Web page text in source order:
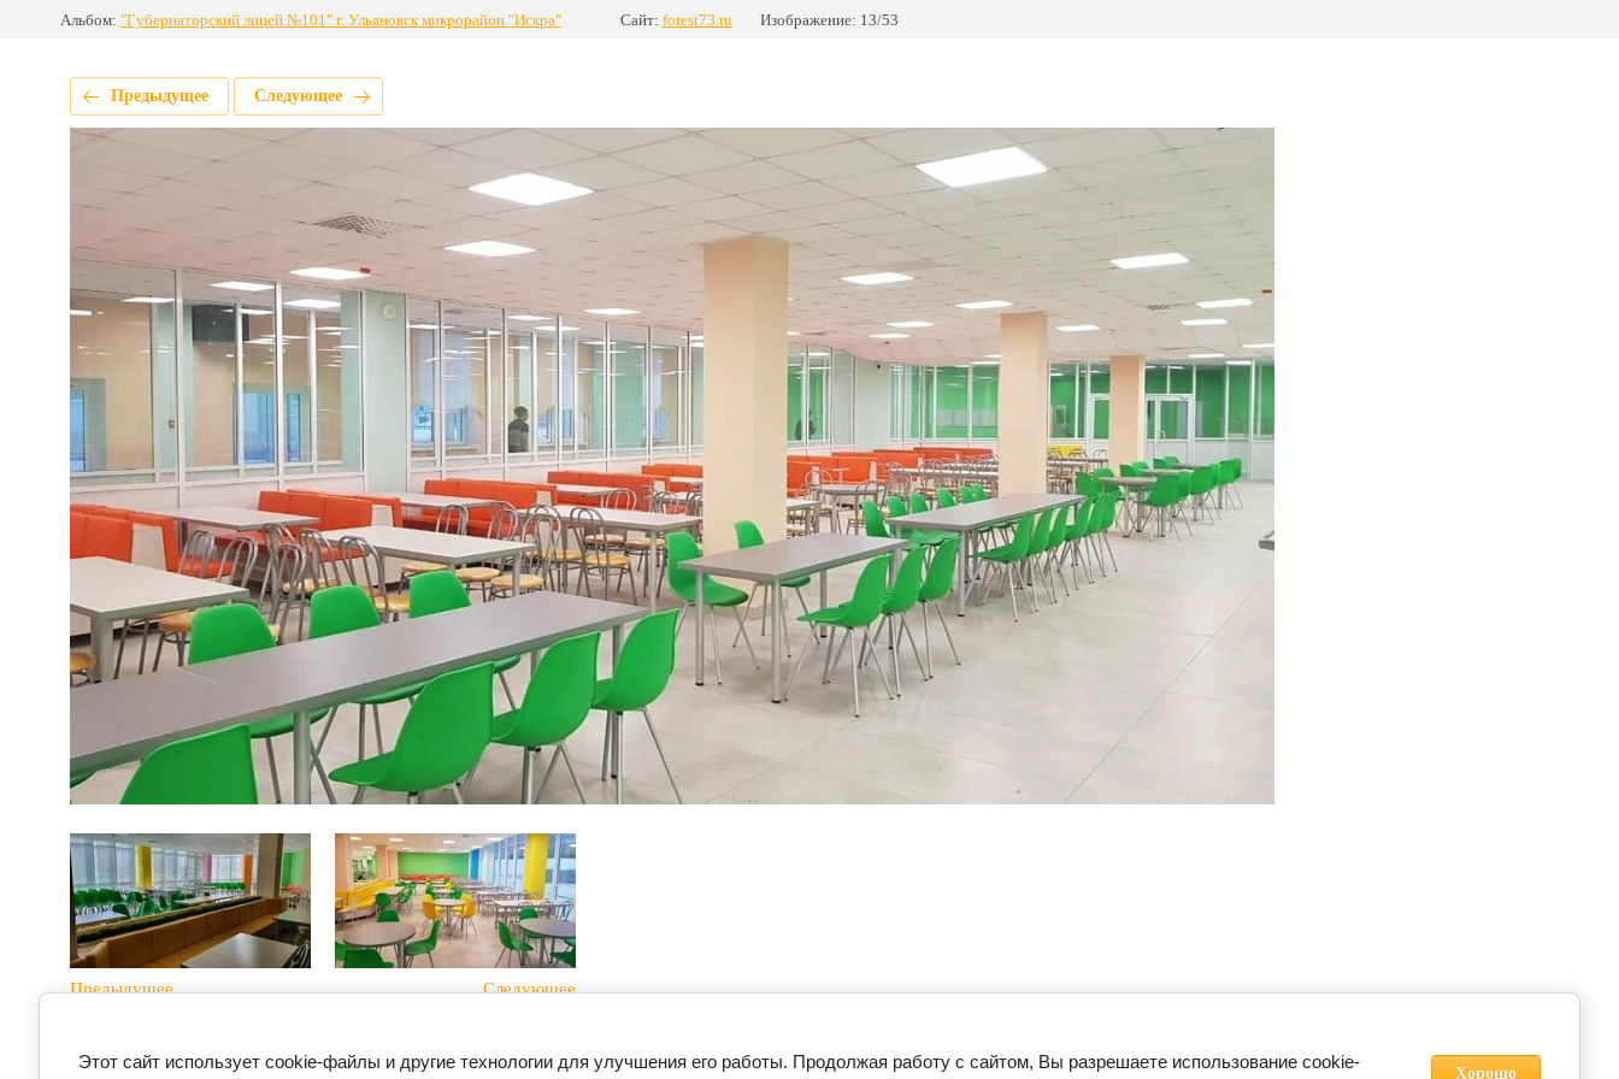
Альбом: "Губернаторский лицей №101" г. Ульяновск микрорайон "Искра" Сайт: forest73.ru Изображение: 13/53
Предыдущее Следующее
Предыдущее Следующее
Вернуться в галерею
Этот сайт использует cookie-файлы и другие технологии для улучшения его работы. Продолжая работу с сайтом, Вы разрешаете использование cookie-
Хорошо